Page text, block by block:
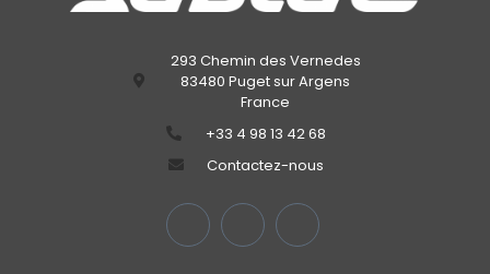
293 Chemin des Vernedes
83480 Puget sur Argens
France
‭+33 4 98 13 42 68‬
Contactez-nous